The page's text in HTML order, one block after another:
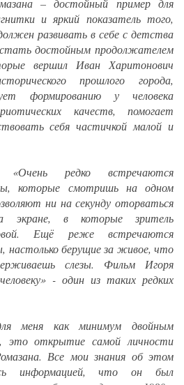
– достойный пример для
и яркий показатель того,
развивать в себе с детства
достойным продолжателем
вершил Иван Харитонович
прошлого города,
формированию у человека
качеств, помогает
себя частичкой малой и
«Очень редко встречаются
которые смотришь на одном
ни на секунду оторваться
экране, в которые зритель
Ещё реже встречаются
настолько берущие за живое, что
слезы. Фильм Игоря
- один из таких редких
меня как минимум двойным
это открытие самой личности
Все мои знания об этом
информацией, что он был